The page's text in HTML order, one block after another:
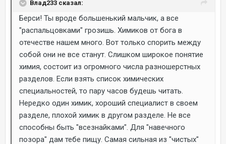
Влад233 сказал:
Берси! Ты вроде большенький мальчик, а все
"распальцовками" грозишь. Химиков от бога в
отечестве нашем много. Вот только спорить между
собой они не все станут. Слишком широкое понятие
химия, состоит из огромного числа разношерстных
разделов. Если взять список химических
специальностей, то пару часов будешь читать.
Нередко один химик, хороший специалист в своем
разделе, плохой химик в другом разделе. Не все
способны быть "всезнайками". Для "навечного
позора" дам тебе пищу. Самая сильная из "чистых"